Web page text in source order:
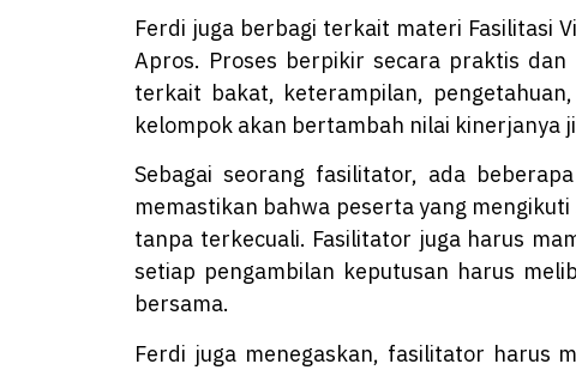
Ferdi juga berbagi terkait materi Fasilitasi
Apros. Proses berpikir secara praktis
terkait bakat, keterampilan,
kelompok akan bertambah nilai kinerjanya
Sebagai seorang fasilitator, ada
memastikan bahwa peserta yang
tanpa terkecuali. Fasilitator juga harus
setiap pengambilan keputusan harus
bersama.
Ferdi juga menegaskan, fasilitator harus